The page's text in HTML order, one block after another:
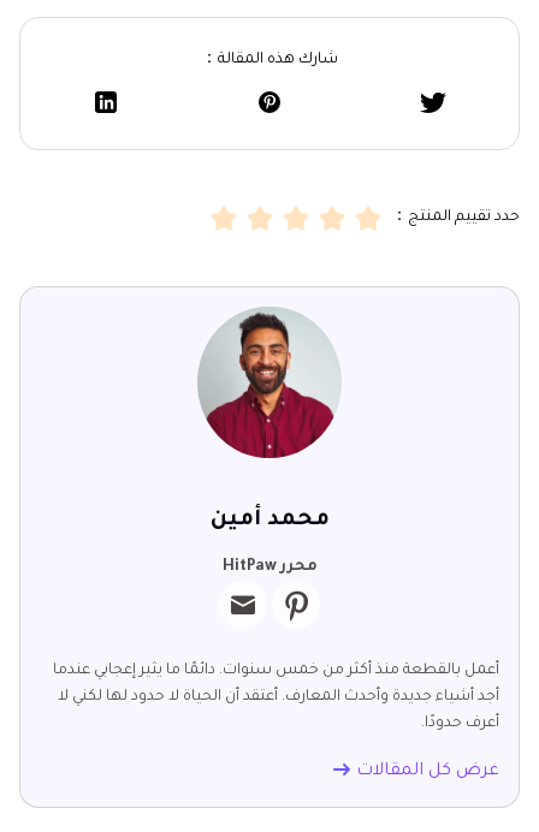
شارك هذه المقالة：
حدد تقييم المنتج：
محمد أمين
محرر HitPaw
أعمل بالقطعة منذ أكثر من خمس سنوات. دائمًا ما يثير إعجابي عندما
أجد أشياء جديدة وأحدث المعارف. أعتقد أن الحياة لا حدود لها لكني لا
أعرف حدودًا.
عرض كل المقالات